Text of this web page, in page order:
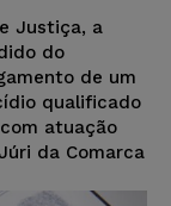
Justiça, a
do
de um
qualificado
atuação
da Comarca